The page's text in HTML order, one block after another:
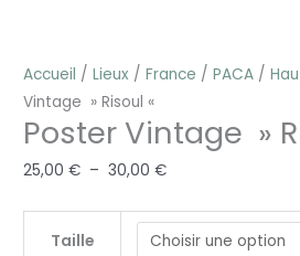
Accueil /Lieux /France /PACA /
Vintage » Risoul «
Poster Vintage »
25,00€ – 30,00€
Taille